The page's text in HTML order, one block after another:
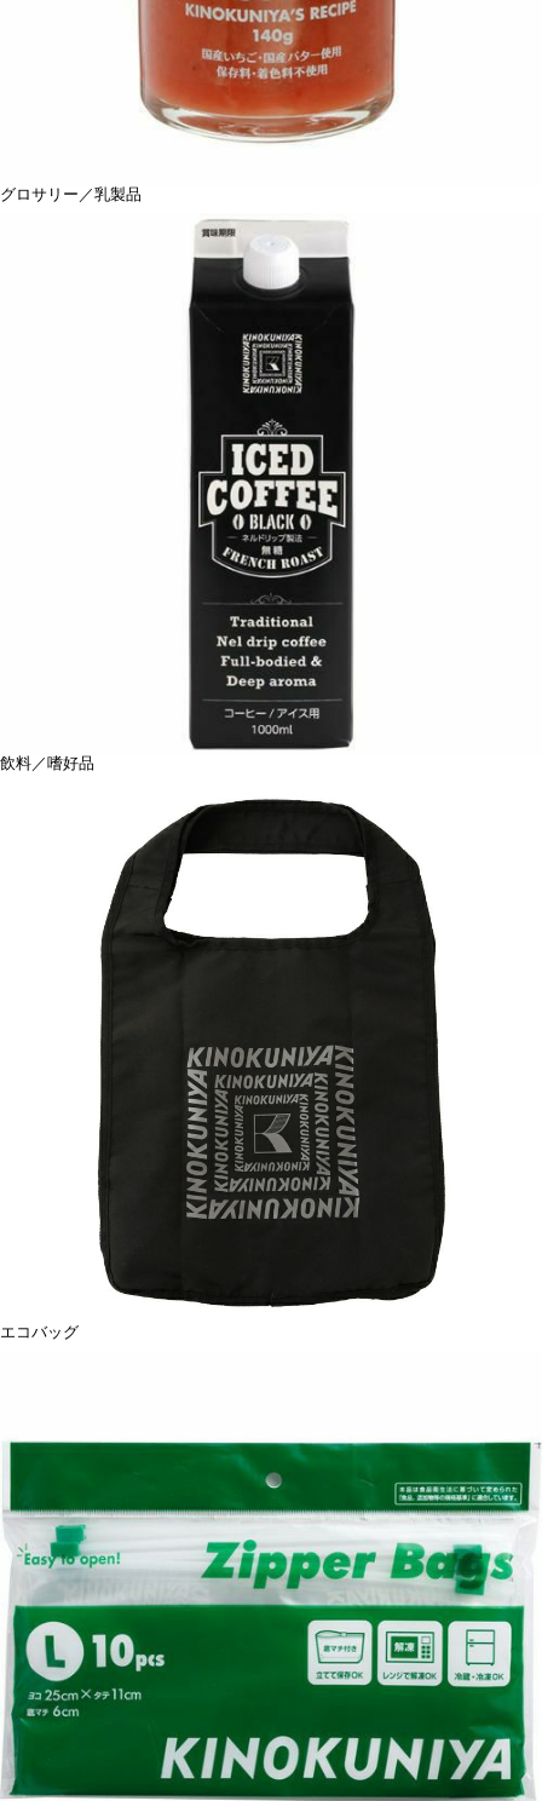
グロサリー／乳製品
飲料／嗜好品
エコバッグ